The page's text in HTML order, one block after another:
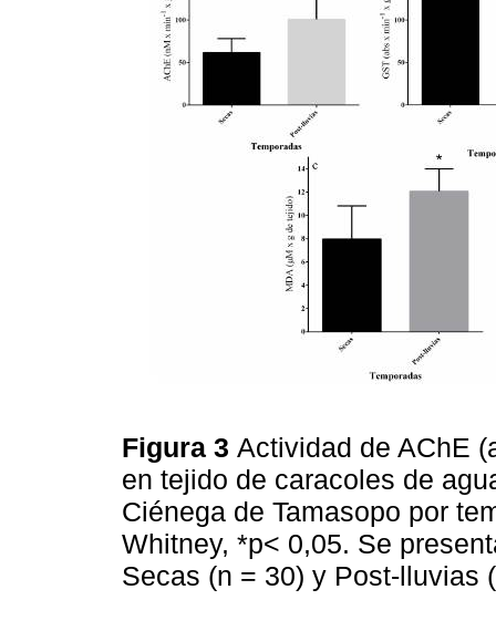
Figura 3 Actividad de AChE
en tejido de caracoles de
Ciénega de Tamasopo por
Whitney, *p< 0,05. Se
Secas (n = 30) y Post-lluvias